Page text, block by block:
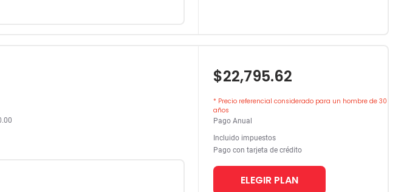
$22,795.62
* Precio referencial considerado para un hombre de 30
años
Pago Anual
Incluido impuestos
Pago con tarjeta de crédito
ELEGIR PLAN